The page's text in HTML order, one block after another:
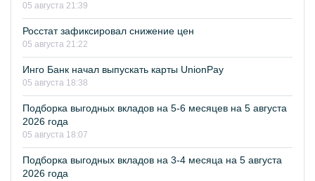
05 августа 21:39
Росстат зафиксировал снижение цен
05 августа 21:22
Инго Банк начал выпускать карты UnionPay
05 августа 18:38
Подборка выгодных вкладов на 5-6 месяцев на 5 августа
2026 года
05 августа 18:07
Подборка выгодных вкладов на 3-4 месяца на 5 августа
2026 года